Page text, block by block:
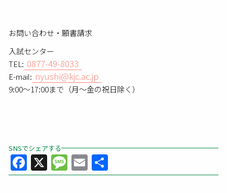
お問い合わせ・願書請求
入試センター
TEL: 0877-49-8033
E-mail: nyushi@kjc.ac.jp
9:00～17:00まで（月～金の祝日除く）
SNSでシェアする
Facebook
X Message
Email
有